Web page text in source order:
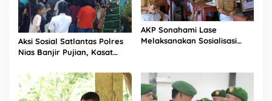
Aksi Sosial Satlantas Polres
Nias Banjir Pujian, Kasat
Bagikan 1.000 Dus Kopi
Fresco untuk Warga di
Tengah Sulitnya Ekonomi
AKP Sonahami Lase
Melaksanakan Sosialisasi
Selatan